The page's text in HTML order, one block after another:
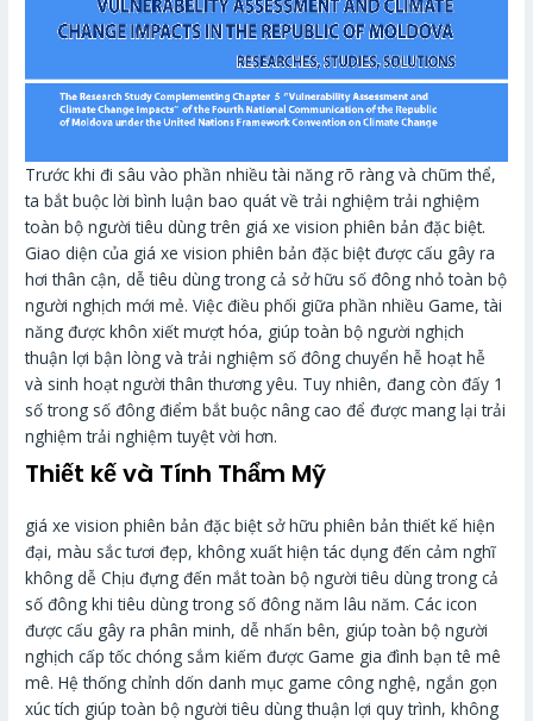
Trước khi đi sâu vào phần nhiều tài năng rõ ràng và chũm thể,
ta bắt buộc lời bình luận bao quát về trải nghiệm trải nghiệm
toàn bộ người tiêu dùng trên giá xe vision phiên bản đặc biệt.
Giao diện của giá xe vision phiên bản đặc biệt được cấu gây ra
hơi thân cận, dễ tiêu dùng trong cả sở hữu số đông nhỏ toàn bộ
người nghịch mới mẻ. Việc điều phối giữa phần nhiều Game, tài
năng được khôn xiết mượt hóa, giúp toàn bộ người nghịch
thuận lợi bận lòng và trải nghiệm số đông chuyển hễ hoạt hễ
và sinh hoạt người thân thương yêu. Tuy nhiên, đang còn đấy 1
số trong số đông điểm bắt buộc nâng cao để được mang lại trải
nghiệm trải nghiệm tuyệt vời hơn.
Thiết kế và Tính Thẩm Mỹ
giá xe vision phiên bản đặc biệt sở hữu phiên bản thiết kế hiện
đại, màu sắc tươi đẹp, không xuất hiện tác dụng đến cảm nghĩ
không dễ Chịu đựng đến mắt toàn bộ người tiêu dùng trong cả
số đông khi tiêu dùng trong số đông năm lâu năm. Các icon
được cấu gây ra phân minh, dễ nhấn bên, giúp toàn bộ người
nghịch cấp tốc chóng sắm kiếm được Game gia đình bạn tê mê
mê. Hệ thống chỉnh dốn danh mục game công nghệ, ngắn gọn
xúc tích giúp toàn bộ người tiêu dùng thuận lợi quy trình, không